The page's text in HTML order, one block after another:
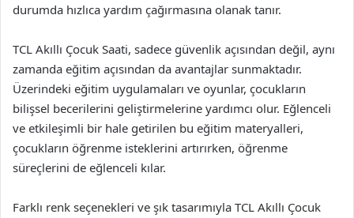
durumda hızlıca yardım çağırmasına olanak tanır.
TCL Akıllı Çocuk Saati, sadece güvenlik açısından değil, aynı
zamanda eğitim açısından da avantajlar sunmaktadır.
Üzerindeki eğitim uygulamaları ve oyunlar, çocukların
bilişsel becerilerini geliştirmelerine yardımcı olur. Eğlenceli
ve etkileşimli bir hale getirilen bu eğitim materyalleri,
çocukların öğrenme isteklerini artırırken, öğrenme
süreçlerini de eğlenceli kılar.
Farklı renk seçenekleri ve şık tasarımıyla TCL Akıllı Çocuk